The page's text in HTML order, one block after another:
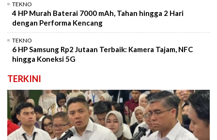
TEKNO
4 HP Murah Baterai 7000 mAh, Tahan hingga 2 Hari
dengan Performa Kencang
TEKNO
6 HP Samsung Rp2 Jutaan Terbaik: Kamera Tajam, NFC
hingga Koneksi 5G
TERKINI